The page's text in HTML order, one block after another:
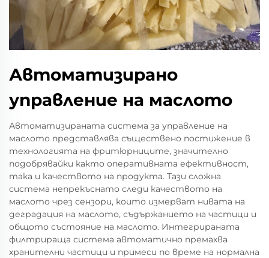
Автоматизирано
управление на маслото
Автоматизираната система за управление на
маслото представлява съществено постижение в
технологията на фритюрниците, значително
подобрявайки както оперативната ефективност,
така и качеството на продукта. Тази сложна
система непрекъснато следи качеството на
маслото чрез сензори, които измерват нивата на
деградация на маслото, съдържанието на частици и
общото състояние на маслото. Интегрираната
филтрираща система автоматично премахва
хранителни частици и примеси по време на нормална